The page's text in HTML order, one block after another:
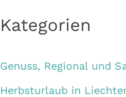
Kategorien
Genuss, Regional und
Herbsturlaub in